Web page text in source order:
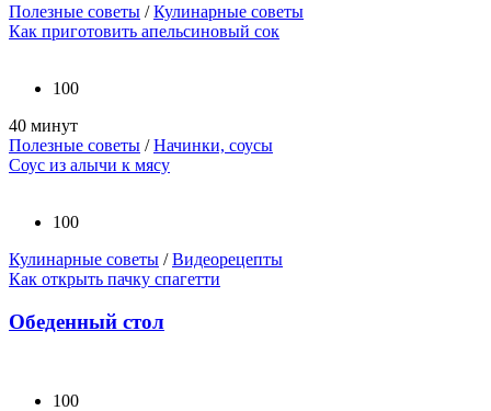
Полезные советы /Кулинарные советы
Как приготовить апельсиновый сок
100
40 минут
Полезные советы /Начинки, соусы
Соус из алычи к мясу
100
Кулинарные советы /Видеорецепты
Как открыть пачку спагетти
Обеденный стол
100